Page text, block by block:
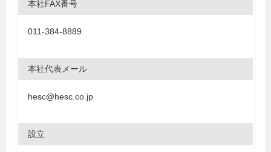
本社FAX番号
011-384-8889
本社代表メール
hesc@hesc.co.jp
設立